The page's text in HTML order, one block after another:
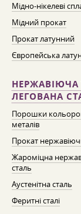
Мідно-нікелеві
Мідний прокат
Прокат латунний
Європейська
НЕРЖАВІЮЧА
ЛЕГОВАНА
Порошки
металів
Прокат
Жароміцна
сталь
Аустенітна сталь
Феритні сталі